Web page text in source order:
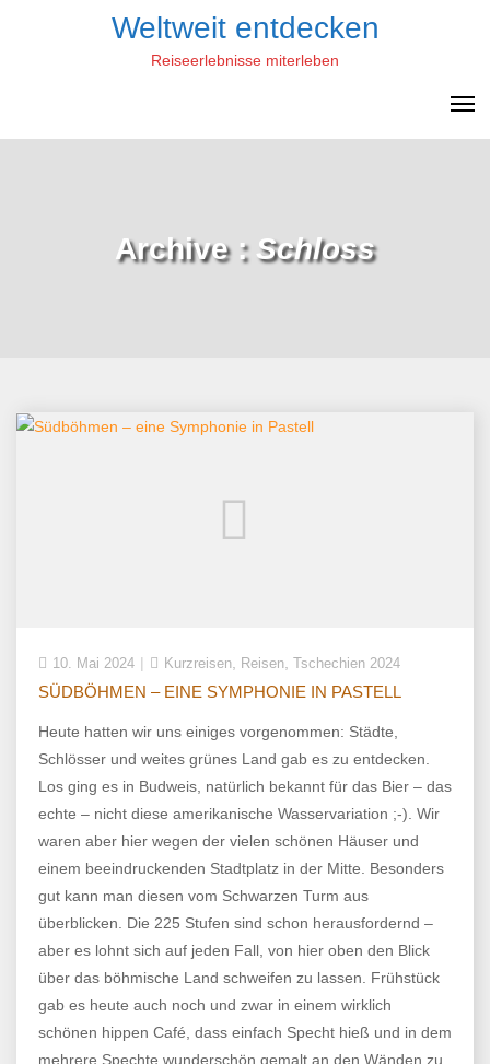
Weltweit entdecken
Reiseerlebnisse miterleben
Archive : Schloss
10. Mai 2024 Kurzreisen Reisen Tschechien 2024
SÜDBÖHMEN – EINE SYMPHONIE IN PASTELL
Heute hatten wir uns einiges vorgenommen: Städte,
Schlösser und weites grünes Land gab es zu entdecken.
Los ging es in Budweis, natürlich bekannt für das Bier – das
echte – nicht diese amerikanische Wasservariation ;-). Wir
waren aber hier wegen der vielen schönen Häuser und
einem beeindruckenden Stadtplatz in der Mitte. Besonders
gut kann man diesen vom Schwarzen Turm aus
überblicken. Die 225 Stufen sind schon herausfordernd –
aber es lohnt sich auf jeden Fall, von hier oben den Blick
über das böhmische Land schweifen zu lassen. Frühstück
gab es heute auch noch und zwar in einem wirklich
schönen hippen Café, dass einfach Specht hieß und in dem
mehrere Spechte wunderschön gemalt an den Wänden zu